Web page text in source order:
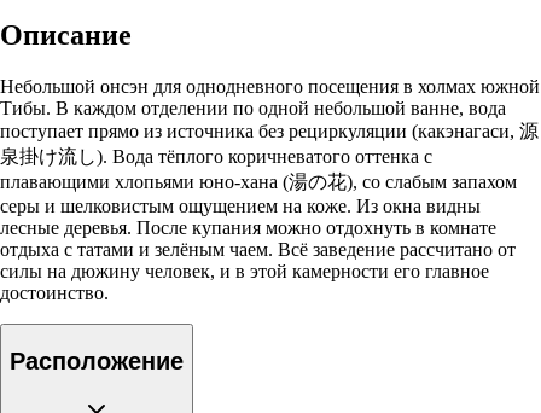
Описание
Небольшой онсэн для однодневного посещения в холмах южной
Тибы. В каждом отделении по одной небольшой ванне, вода
поступает прямо из источника без рециркуляции (какэнагаси, 源
泉掛け流し). Вода тёплого коричневатого оттенка с
плавающими хлопьями юно-хана (湯の花), со слабым запахом
серы и шелковистым ощущением на коже. Из окна видны
лесные деревья. После купания можно отдохнуть в комнате
отдыха с татами и зелёным чаем. Всё заведение рассчитано от
силы на дюжину человек, и в этой камерности его главное
достоинство.
Расположение